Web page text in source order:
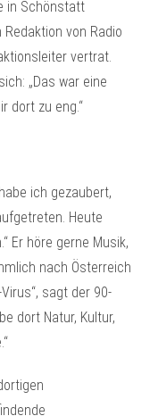
in Schönstatt
von Radio
vertrat.
„Das war eine
dort zu eng.“
ich gezaubert,
Heute
Er höre gerne Musik,
nach Österreich
sagt der 90-
dort Natur, Kultur,